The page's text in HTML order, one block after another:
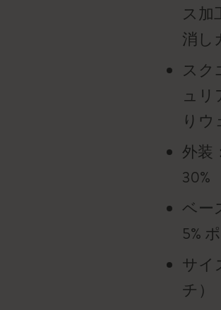
ス加
消し
スク
ュリ
り
外装
30%
ベー
5%
サイ
チ）